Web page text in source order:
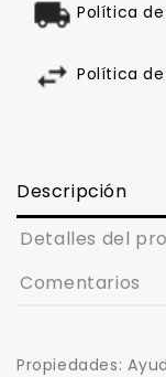
Política
Política
Descripción
Detalles del
Comentarios
Propiedades: